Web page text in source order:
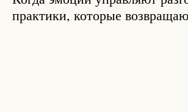
практики, которые